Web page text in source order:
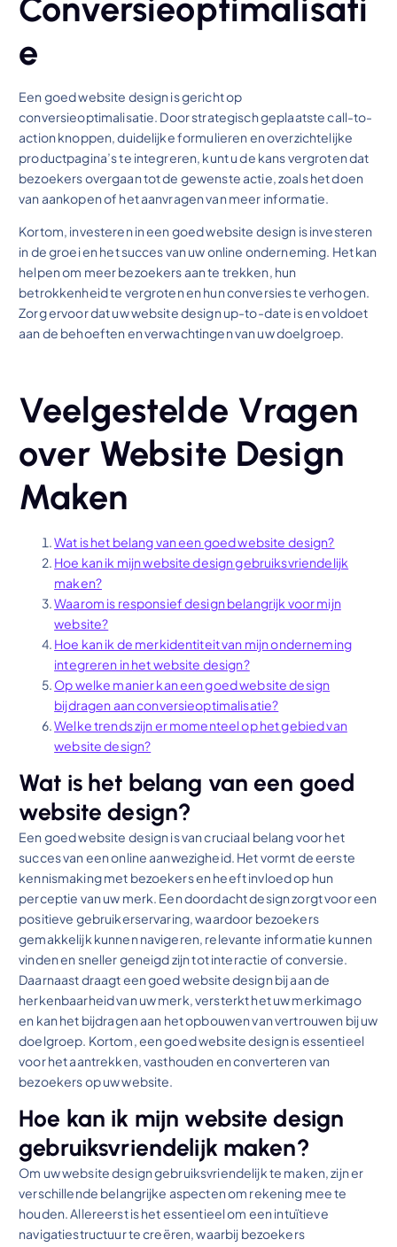
Conversieoptimalisati
e
Een goed website design is gericht op
conversieoptimalisatie. Door strategisch geplaatste call-to-
action knoppen, duidelijke formulieren en overzichtelijke
productpagina’s te integreren, kunt u de kans vergroten dat
bezoekers overgaan tot de gewenste actie, zoals het doen
van aankopen of het aanvragen van meer informatie.
Kortom, investeren in een goed website design is investeren
in de groei en het succes van uw online onderneming. Het kan
helpen om meer bezoekers aan te trekken, hun
betrokkenheid te vergroten en hun conversies te verhogen.
Zorg ervoor dat uw website design up-to-date is en voldoet
aan de behoeften en verwachtingen van uw doelgroep.
Veelgestelde Vragen
over Website Design
Maken
Wat is het belang van een goed website design?
Hoe kan ik mijn website design gebruiksvriendelijk
maken?
Waarom is responsief design belangrijk voor mijn
website?
Hoe kan ik de merkidentiteit van mijn onderneming
integreren in het website design?
Op welke manier kan een goed website design
bijdragen aan conversieoptimalisatie?
Welke trends zijn er momenteel op het gebied van
website design?
Wat is het belang van een goed
website design?
Een goed website design is van cruciaal belang voor het
succes van een online aanwezigheid. Het vormt de eerste
kennismaking met bezoekers en heeft invloed op hun
perceptie van uw merk. Een doordacht design zorgt voor een
positieve gebruikerservaring, waardoor bezoekers
gemakkelijk kunnen navigeren, relevante informatie kunnen
vinden en sneller geneigd zijn tot interactie of conversie.
Daarnaast draagt een goed website design bij aan de
herkenbaarheid van uw merk, versterkt het uw merkimago
en kan het bijdragen aan het opbouwen van vertrouwen bij uw
doelgroep. Kortom, een goed website design is essentieel
voor het aantrekken, vasthouden en converteren van
bezoekers op uw website.
Hoe kan ik mijn website design
gebruiksvriendelijk maken?
Om uw website design gebruiksvriendelijk te maken, zijn er
verschillende belangrijke aspecten om rekening mee te
houden. Allereerst is het essentieel om een intuïtieve
navigatiestructuur te creëren, waarbij bezoekers